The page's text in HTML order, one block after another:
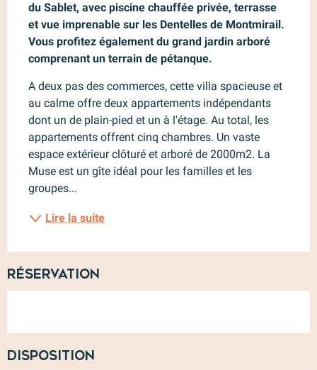
du Sablet, avec piscine chauffée privée, terrasse
et vue imprenable sur les Dentelles de Montmirail.
Vous profitez également du grand jardin arboré
comprenant un terrain de pétanque.
A deux pas des commerces, cette villa spacieuse et
au calme offre deux appartements indépendants
dont un de plain-pied et un à l'étage. Au total, les
appartements offrent cinq chambres. Un vaste
espace extérieur clôturé et arboré de 2000m2. La
Muse est un gîte idéal pour les familles et les
groupes...
Lire la suite
Réservation
Disposition